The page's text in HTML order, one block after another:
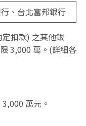
、台北富邦銀行
扣款) 之其他銀
3,000 萬。(詳細各
萬元。